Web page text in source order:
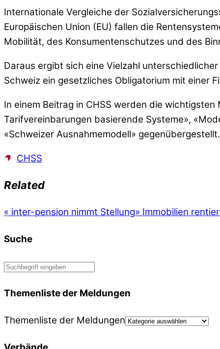
Internationale Vergleiche der
Europäischen Union (EU) fallen die
Mobilität, des Konsumentenschutzes und des
Daraus ergibt sich eine Vielzahl
Schweiz ein gesetzliches Obligatorium mit einer
In einem Beitrag in CHSS werden die
Tarifvereinbarungen basierende Systeme»,
«Schweizer Ausnahmemodell» gegenübergestellt.
CHSS
Related
« inter-pension nimmt Stellung» Immobilien
Suche
Themenliste der Meldungen
Themenliste der Meldungen